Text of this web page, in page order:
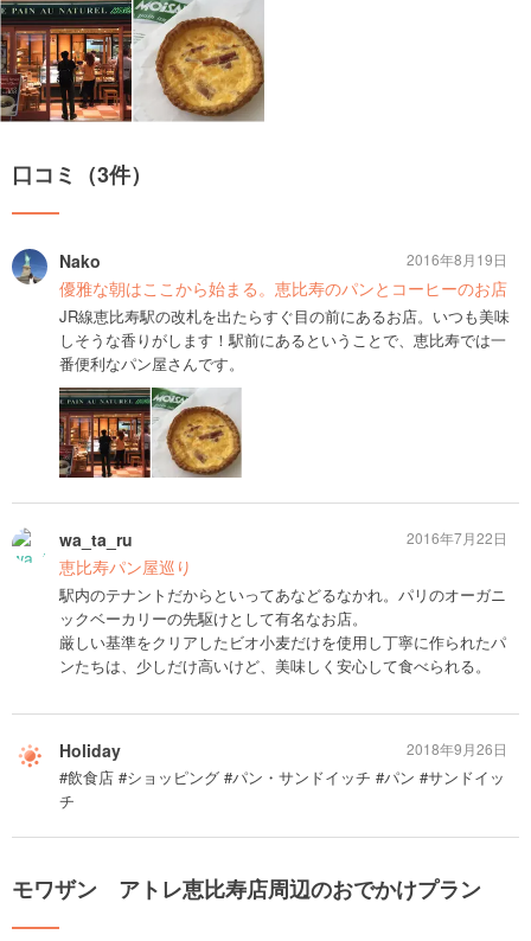
口コミ（3件）
Nako
優雅な朝はここから始まる。恵比寿のパンとコーヒーのお店
JR線恵比寿駅の改札を出たらすぐ目の前にあるお店。いつも美味
しそうな香りがします！駅前にあるということで、恵比寿では一
番便利なパン屋さんです。
2016年8月19日
wa_ta_ru
恵比寿パン屋巡り
駅内のテナントだからといってあなどるなかれ。パリのオーガニ
ックベーカリーの先駆けとして有名なお店。
厳しい基準をクリアしたビオ小麦だけを使用し丁寧に作られたパ
ンたちは、少しだけ高いけど、美味しく安心して食べられる。
2016年7月22日
Holiday
#飲食店 #ショッピング #パン・サンドイッチ #パン #サンドイッ
チ
2018年9月26日
モワザン アトレ恵比寿店周辺のおでかけプラン